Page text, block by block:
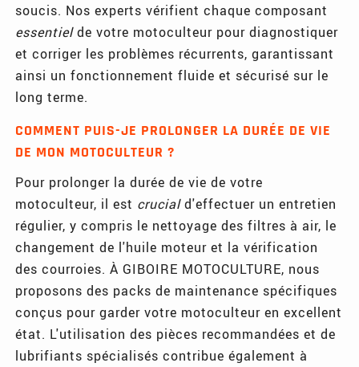
soucis. Nos experts vérifient chaque composant
essentielde votre motoculteur pour diagnostiquer
et corriger les problèmes récurrents, garantissant
ainsi un fonctionnement fluide et sécurisé sur le
long terme.
COMMENT PUIS-JE PROLONGER LA DURÉE DE VIE
DE MON MOTOCULTEUR ?
Pour prolonger la durée de vie de votre
motoculteur, il est cruciald'effectuer un entretien
régulier, y compris le nettoyage des filtres à air, le
changement de l'huile moteur et la vérification
des courroies. À GIBOIRE MOTOCULTURE, nous
proposons des packs de maintenance spécifiques
conçus pour garder votre motoculteur en excellent
état. L'utilisation des pièces recommandées et de
lubrifiants spécialisés contribue également à